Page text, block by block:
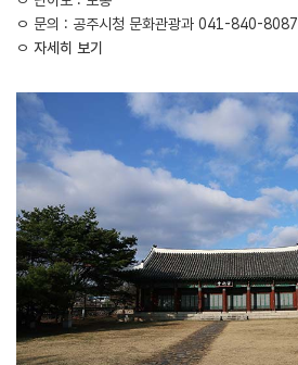
ㅇ 문의 : 공주시청 문화관광과 041-840-8087
ㅇ 자세히 보기